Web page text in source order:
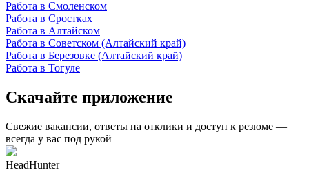
Работа в Смоленском
Работа в Сростках
Работа в Алтайском
Работа в Советском (Алтайский край)
Работа в Березовке (Алтайский край)
Работа в Тогуле
Скачайте приложение
Свежие вакансии, ответы на отклики и доступ к резюме —
всегда у вас под рукой
HeadHunter